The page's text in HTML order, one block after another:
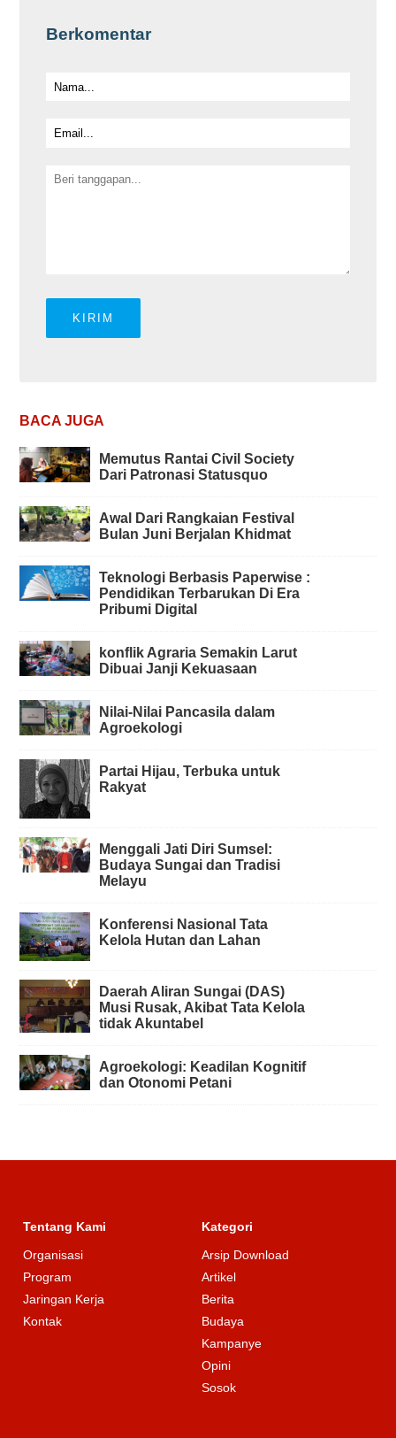
Berkomentar
BACA JUGA
Memutus Rantai Civil Society
Dari Patronasi Statusquo
Awal Dari Rangkaian Festival
Bulan Juni Berjalan Khidmat
Teknologi Berbasis Paperwise :
Pendidikan Terbarukan Di Era
Pribumi Digital
konflik Agraria Semakin Larut
Dibuai Janji Kekuasaan
Nilai-Nilai Pancasila dalam
Agroekologi
Partai Hijau, Terbuka untuk
Rakyat
Menggali Jati Diri Sumsel:
Budaya Sungai dan Tradisi
Melayu
Konferensi Nasional Tata
Kelola Hutan dan Lahan
Daerah Aliran Sungai (DAS)
Musi Rusak, Akibat Tata Kelola
tidak Akuntabel
Agroekologi: Keadilan Kognitif
dan Otonomi Petani
Tentang Kami
Organisasi
Program
Jaringan Kerja
Kontak
Kategori
Arsip Download
Artikel
Berita
Budaya
Kampanye
Opini
Sosok